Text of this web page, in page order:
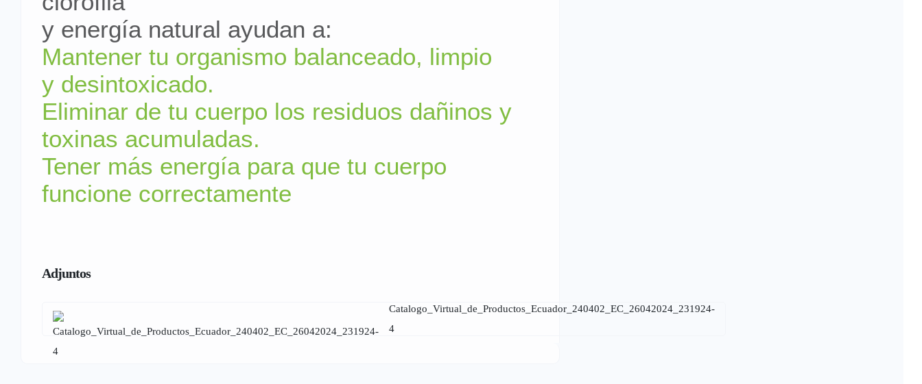
y energía natural ayudan a:
Mantener tu organismo balanceado, limpio
y desintoxicado.
Eliminar de tu cuerpo los residuos dañinos y
toxinas acumuladas.
Tener más energía para que tu cuerpo
funcione correctamente
Adjuntos
Catalogo_Virtual_de_Productos_Ecuador_240402_EC_26042024_231924-
4